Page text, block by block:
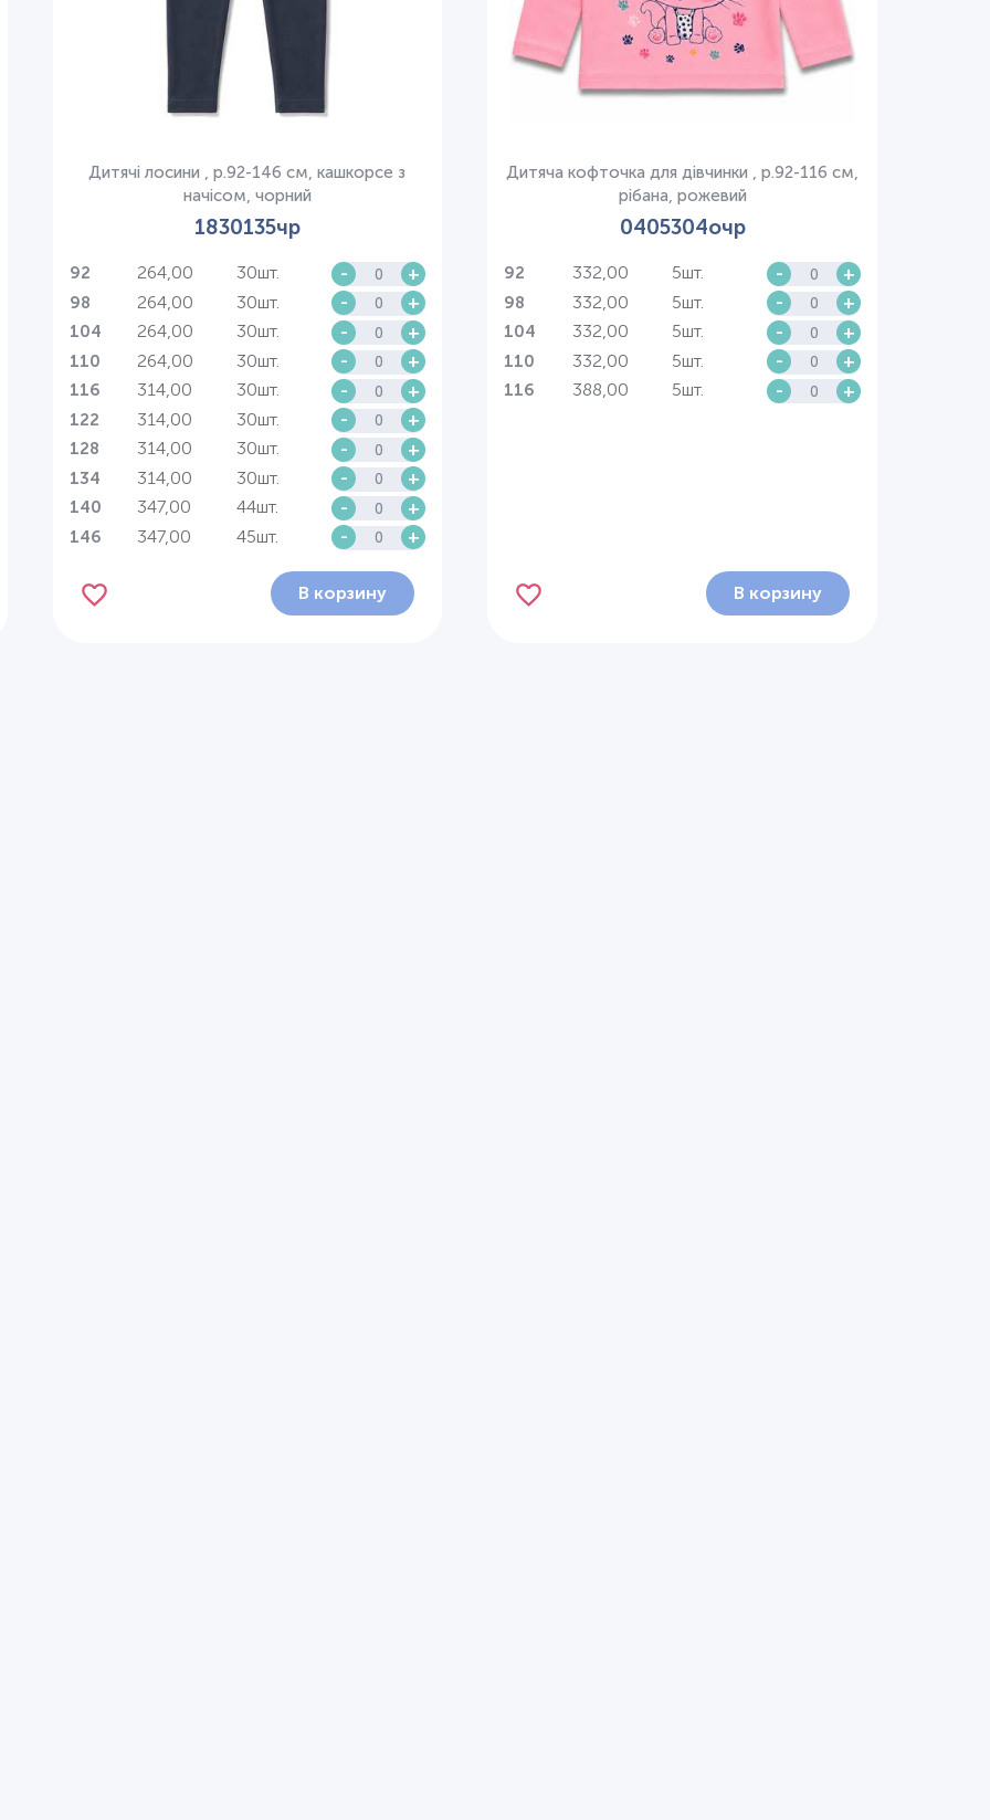
Дитячі лосини , р.92-146 см, кашкорсе з
начісом, чорний
1830135чр
92 264,00 30шт. - +
98 264,00 30шт. - +
104 264,00 30шт. - +
110 264,00 30шт. - +
116 314,00 30шт. - +
122 314,00 30шт. - +
128 314,00 30шт. - +
134 314,00 30шт. - +
140 347,00 44шт. - +
146 347,00 45шт. - +
В корзину
Дитяча кофточка для дівчинки , р.92-116 см,
рібана, рожевий
0405304очр
92 332,00 5шт. - +
98 332,00 5шт. - +
104 332,00 5шт. - +
110 332,00 5шт. - +
116 388,00 5шт. - +
В корзину